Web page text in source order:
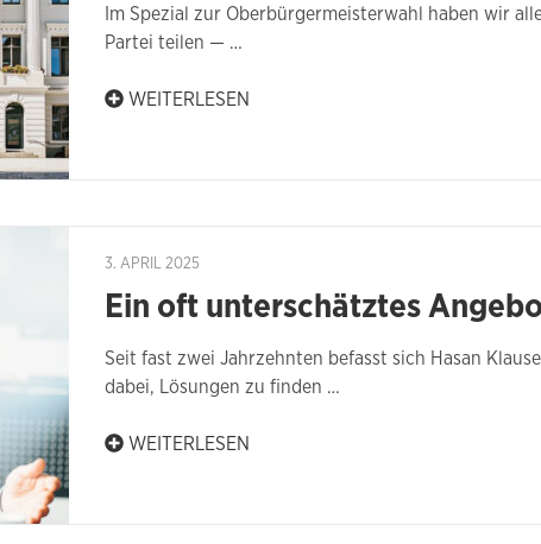
Im Spezial zur Oberbürgermeisterwahl haben wir
Partei teilen — …
WEITERLESEN
3. APRIL 2025
Ein oft unterschätztes
Seit fast zwei Jahrzehnten befasst sich Hasan
dabei, Lösungen zu finden …
WEITERLESEN